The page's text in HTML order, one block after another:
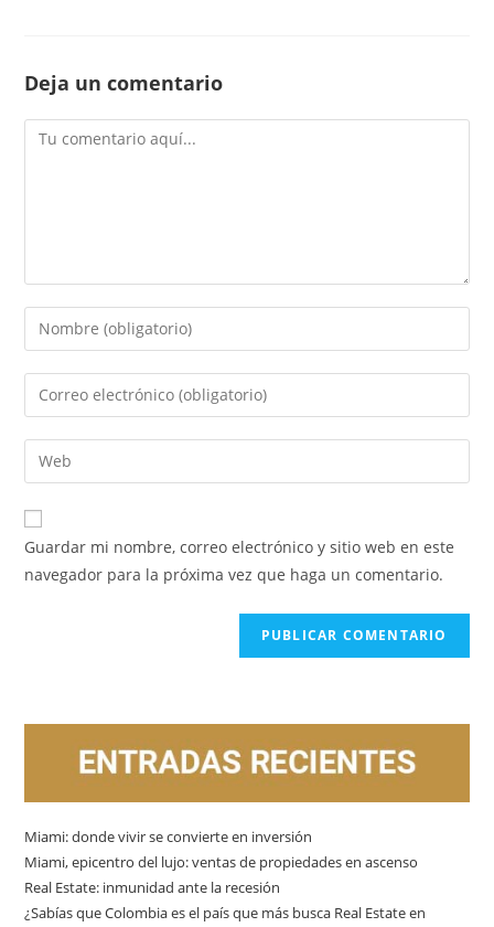
Deja un comentario
Guardar mi nombre, correo electrónico y sitio web en este
navegador para la próxima vez que haga un comentario.
Miami: donde vivir se convierte en inversión
Miami, epicentro del lujo: ventas de propiedades en ascenso
Real Estate: inmunidad ante la recesión
¿Sabías que Colombia es el país que más busca Real Estate en